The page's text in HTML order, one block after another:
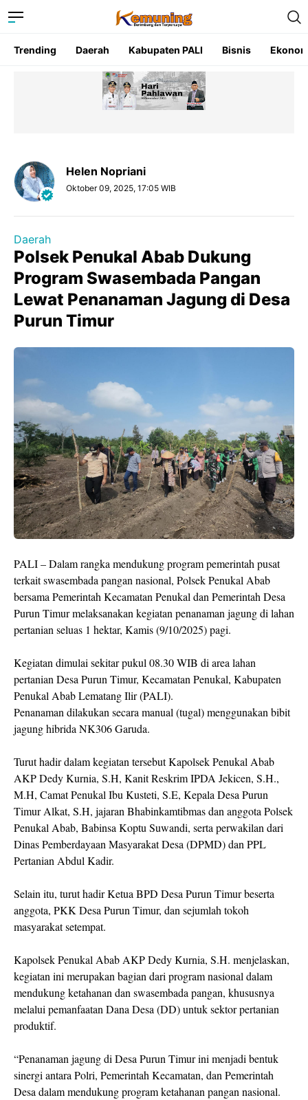
Trending Daerah Kabupaten PALI Bisnis
Helen Nopriani
Oktober 09, 2025, 17:05 WIB
Daerah
Polsek Penukal Abab Dukung
Program Swasembada Pangan
Lewat Penanaman Jagung di Desa
Purun Timur
PALI – Dalam rangka mendukung program pemerintah pusat
terkait swasembada pangan nasional, Polsek Penukal Abab
bersama Pemerintah Kecamatan Penukal dan Pemerintah Desa
Purun Timur melaksanakan kegiatan penanaman jagung di lahan
pertanian seluas 1 hektar, Kamis (9/10/2025) pagi.
Kegiatan dimulai sekitar pukul 08.30 WIB di area lahan
pertanian Desa Purun Timur, Kecamatan Penukal, Kabupaten
Penukal Abab Lematang Ilir (PALI).
Penanaman dilakukan secara manual (tugal) menggunakan bibit
jagung hibrida NK306 Garuda.
Turut hadir dalam kegiatan tersebut Kapolsek Penukal Abab
AKP Dedy Kurnia, S.H, Kanit Reskrim IPDA Jekicen, S.H.,
M.H, Camat Penukal Ibu Kusteti, S.E, Kepala Desa Purun
Timur Alkat, S.H, jajaran Bhabinkamtibmas dan anggota Polsek
Penukal Abab, Babinsa Koptu Suwandi, serta perwakilan dari
Dinas Pemberdayaan Masyarakat Desa (DPMD) dan PPL
Pertanian Abdul Kadir.
Selain itu, turut hadir Ketua BPD Desa Purun Timur beserta
anggota, PKK Desa Purun Timur, dan sejumlah tokoh
masyarakat setempat.
Kapolsek Penukal Abab AKP Dedy Kurnia, S.H. menjelaskan,
kegiatan ini merupakan bagian dari program nasional dalam
mendukung ketahanan dan swasembada pangan, khususnya
melalui pemanfaatan Dana Desa (DD) untuk sektor pertanian
produktif.
“Penanaman jagung di Desa Purun Timur ini menjadi bentuk
sinergi antara Polri, Pemerintah Kecamatan, dan Pemerintah
Desa dalam mendukung program ketahanan pangan nasional.